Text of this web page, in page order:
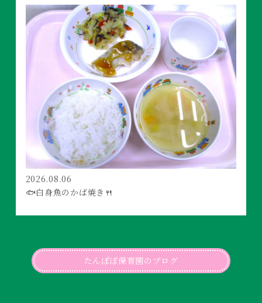
2026.08.06
🐟白身魚のかば焼き🍴
たんぽぽ保育園のブログ